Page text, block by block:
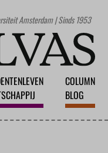
Amsterdam | Sinds 1953
COLUMN
BLOG